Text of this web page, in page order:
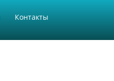
Контакты